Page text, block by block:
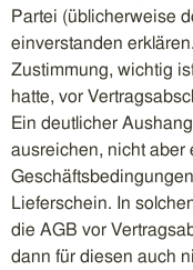
Partei (üblicherweise
einverstanden
Zustimmung, wichtig
hatte, vor
Ein deutlicher
ausreichen, nicht aber
Lieferschein. In
die AGB vor
dann für diesen auch